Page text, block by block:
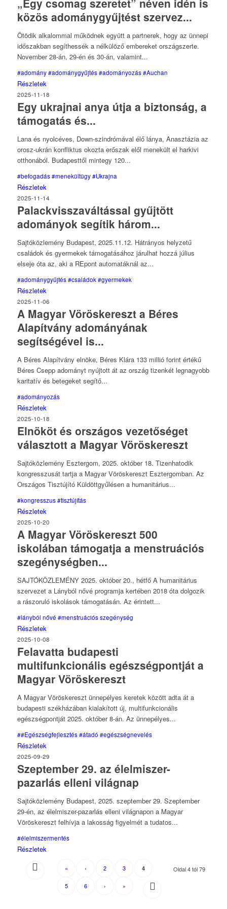
közös adománygyűjtést szervez...
Ötödik alkalommal működnek együtt a partnerek, hogy az ünnepi
időszakban segíthessék a nélkülöző embereket országszerte.
November 28-án, 29-én és 30-án, valamint...
#adomány #adománygyűjtés #adományozás #Auchan
Részletek
2025-11-18
Egy ukrajnai anya útja a biztonság, a
támogatás és...
Lana és nyolcéves, Down-szindrómával élő lánya, Anasztázia az
orosz-ukrán konfliktus okozta erőszak elől menekült el harkivi
otthonából. Budapesttől mintegy 120...
#befogadás #menekültügy #Ukrajna
Részletek
2025-11-14
Palackvisszaváltással gyűjtött
adományok segítik három...
Sajtóközlemény Budapest, 2025.11.12. Hátrányos helyzetű
családok és gyermekek támogatásához járulhat hozzá július
elseje óta az, aki a REpont automatáknál az...
#adománygyűjtés #családok #gyermekek
Részletek
2025-11-06
A Magyar Vöröskereszt a Béres
Alapítvány adományának
segítségével is...
A Béres Alapítvány elnöke, Béres Klára 133 millió forint értékű
Béres Csepp adományt nyújtott át az ország tizenkét legnagyobb
karitatív és betegeket segítő...
#adományozás
Részletek
2025-10-18
Elnököt és országos vezetőséget
választott a Magyar Vöröskereszt
Sajtóközlemény Esztergom, 2025. október 18. Tizenhatodik
kongresszusát tartja a Magyar Vöröskereszt Esztergomban. Az
Országos Tisztújító Küldöttgyűlésen a humanitárius...
#kongresszus #tisztújítás
Részletek
2025-10-20
A Magyar Vöröskereszt 500
iskolában támogatja a menstruációs
szegénységben...
SAJTÓKÖZLEMÉNY 2025. október 20., hétfő A humanitárius
szervezet a Lányból nővé programja kertében 2018 óta dolgozik
a rászoruló iskolások támogatásán. Az érintett...
#lányból nővé #menstruációs szegénység
Részletek
2025-10-08
Felavatta budapesti
multifunkcionális egészségpontját a
Magyar Vöröskereszt
A Magyar Vöröskereszt ünnepélyes keretek között adta át a
budapesti székházában kialakított új, multifunkcionális
egészségpontját 2025. október 8-án. Az ünnepélyes...
##Egészségfejlesztés #átadó #egészségnevelés
Részletek
2025-09-29
Szeptember 29. az élelmiszer-
pazarlás elleni világnap
Sajtóközlemény Budapest, 2025. szeptember 29. Szeptember
29-én, az élelmiszer-pazarlás elleni világnapon a Magyar
Vöröskereszt felhívja a lakosság figyelmét a tudatos...
#élelmiszermentés
Részletek
Oldal 4 tól 79
« ‹ 2 3 4
5 6 › »